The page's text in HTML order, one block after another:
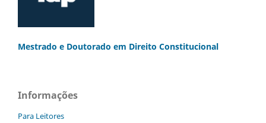
Mestrado e Doutorado em Direito Constitucional
Informações
Para Leitores